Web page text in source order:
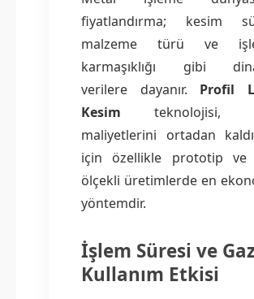
fiyatlandırma; kesim
malzeme türü ve
karmaşıklığı gibi
verilere dayanır. Profil
Kesim teknolojisi,
maliyetlerini ortadan
için özellikle prototip ve
ölçekli üretimlerde en
yöntemdir.
İşlem Süresi ve
Kullanım Etkisi